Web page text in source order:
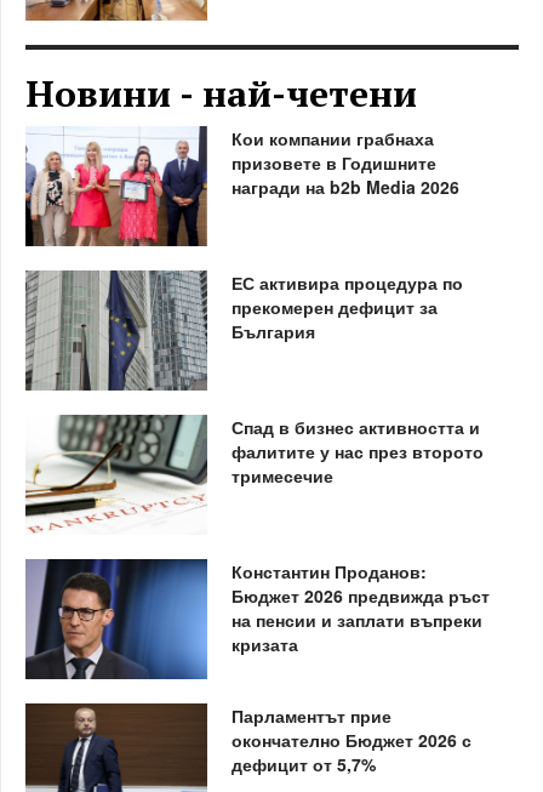
Новини - най-четени
Кои компании грабнаха
призовете в Годишните
награди на b2b Media 2026
ЕС активира процедура по
прекомерен дефицит за
България
Спад в бизнес активността и
фалитите у нас през второто
тримесечие
Константин Проданов:
Бюджет 2026 предвижда ръст
на пенсии и заплати въпреки
кризата
Парламентът прие
окончателно Бюджет 2026 с
дефицит от 5,7%